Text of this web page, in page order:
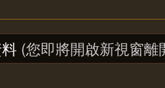
(您即將開啟新視窗離